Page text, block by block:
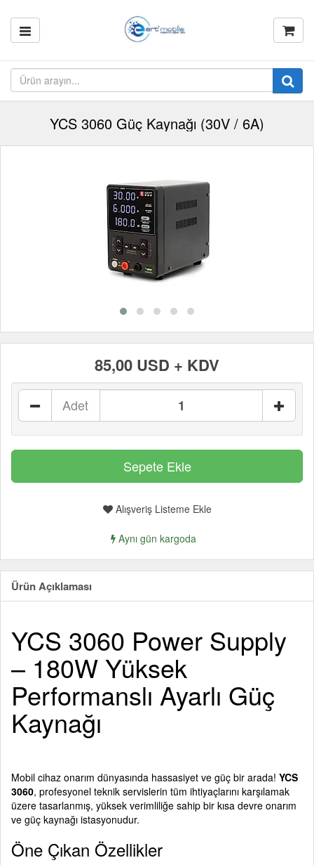
YCS 3060 Güç Kaynağı (30V / 6A)
85,00 USD + KDV
Adet
Alışveriş Listeme Ekle
Aynı gün kargoda
Ürün Açıklaması
YCS 3060 Power Supply
– 180W Yüksek
Performanslı Ayarlı Güç
Kaynağı
Mobil cihaz onarım dünyasında hassasiyet ve güç bir arada! YCS
3060, profesyonel teknik servislerin tüm ihtiyaçlarını karşılamak
üzere tasarlanmış, yüksek verimliliğe sahip bir kısa devre onarım
ve güç kaynağı istasyonudur.
Öne Çıkan Özellikler